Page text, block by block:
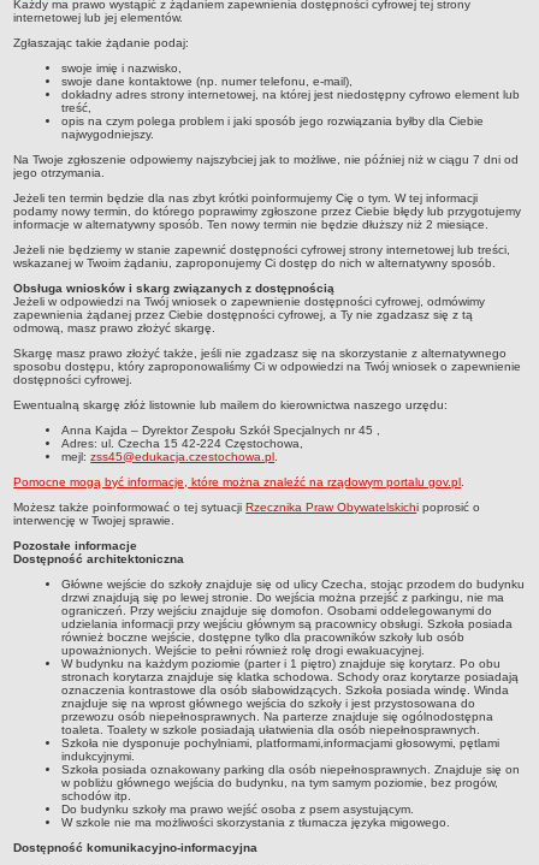
Dane podstawowe
Statut
Majątek
Godziny dyżurów
Ogłoszenia
Zarządzenia
Rejestry, ewidencje, archiwa
Kontrole
PONOWNE WYKORZYSTYWANIE
Sprawozdania
Deklaracja dostępności
DEKLARACJA DOSTĘPNOŚCI
OŚWIADCZENIA MAJĄTKOWE
PONOWNE WYKORZYSTYWANIE
UDOSTĘPNIANIE INFORMACJI PUBLICZNEJ
OCHRONA DANYCH OSOBOWYCH
Każdy ma prawo wystąpić z żądaniem zapewnienia dostępności cyfrowej tej strony
internetowej lub jej elementów.
Zgłaszając takie żądanie podaj:
swoje imię i nazwisko,
swoje dane kontaktowe (np. numer telefonu, e-mail),
dokładny adres strony internetowej, na której jest niedostępny cyfrowo element lub
treść,
opis na czym polega problem i jaki sposób jego rozwiązania byłby dla Ciebie
najwygodniejszy.
Na Twoje zgłoszenie odpowiemy najszybciej jak to możliwe, nie później niż w ciągu 7 dni od
jego otrzymania.
Jeżeli ten termin będzie dla nas zbyt krótki poinformujemy Cię o tym. W tej informacji
podamy nowy termin, do którego poprawimy zgłoszone przez Ciebie błędy lub przygotujemy
informacje w alternatywny sposób. Ten nowy termin nie będzie dłuższy niż 2 miesiące.
Jeżeli nie będziemy w stanie zapewnić dostępności cyfrowej strony internetowej lub treści,
wskazanej w Twoim żądaniu, zaproponujemy Ci dostęp do nich w alternatywny sposób.
Obsługa wniosków i skarg związanych z dostępnością
Jeżeli w odpowiedzi na Twój wniosek o zapewnienie dostępności cyfrowej, odmówimy
zapewnienia żądanej przez Ciebie dostępności cyfrowej, a Ty nie zgadzasz się z tą
odmową, masz prawo złożyć skargę.
Skargę masz prawo złożyć także, jeśli nie zgadzasz się na skorzystanie z alternatywnego
sposobu dostępu, który zaproponowaliśmy Ci w odpowiedzi na Twój wniosek o zapewnienie
dostępności cyfrowej.
Ewentualną skargę złóż listownie lub mailem do kierownictwa naszego urzędu:
Anna Kajda – Dyrektor Zespołu Szkół Specjalnych nr 45
Adres:ul. Czecha 15 42-224 Częstochowa
mejl:zss45@edukacja.czestochowa.pl
Pomocne mogą być informacje, które można znaleźć na rządowym portalu gov.pl
Możesz także poinformować o tej sytuacjiRzecznika Praw Obywatelskichi poprosić o
interwencję w Twojej sprawie.
Pozostałe informacje
Dostępność architektoniczna
Główne wejście do szkoły znajduje się od ulicy Czecha, stojąc przodem do budynku
drzwi znajdują się po lewej stronie. Do wejścia można przejść z parkingu, nie ma
ograniczeń. Przy wejściu znajduje się domofon. Osobami oddelegowanymi do
udzielania informacji przy wejściu głównym są pracownicy obsługi. Szkoła posiada
również boczne wejście, dostępne tylko dla pracowników szkoły lub osób
upoważnionych. Wejście to pełni również rolę drogi ewakuacyjnej.
W budynku na każdym poziomie (parter i 1 piętro) znajduje się korytarz. Po obu
stronach korytarza znajduje się klatka schodowa. Schody oraz korytarze posiadają
oznaczenia kontrastowe dla osób słabowidzących. Szkoła posiada windę. Winda
znajduje się na wprost głównego wejścia do szkoły i jest przystosowana do
przewozu osób niepełnosprawnych. Na parterze znajduje się ogólnodostępna
toaleta. Toalety w szkole posiadają ułatwienia dla osób niepełnosprawnych.
Szkoła nie dysponuje pochylniami, platformami,informacjami głosowymi, pętlami
indukcyjnymi.
Szkoła posiada oznakowany parking dla osób niepełnosprawnych. Znajduje się on
w pobliżu głównego wejścia do budynku, na tym samym poziomie, bez progów,
schodów itp.
Do budynku szkoły ma prawo wejść osoba z psem asystującym.
W szkole nie ma możliwości skorzystania z tłumacza języka migowego.
Dostępność komunikacyjno-informacyjna